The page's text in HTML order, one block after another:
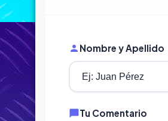
Nombre y Apellido
Tu Comentario